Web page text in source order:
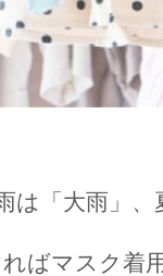
は「大雨」
ばマスク